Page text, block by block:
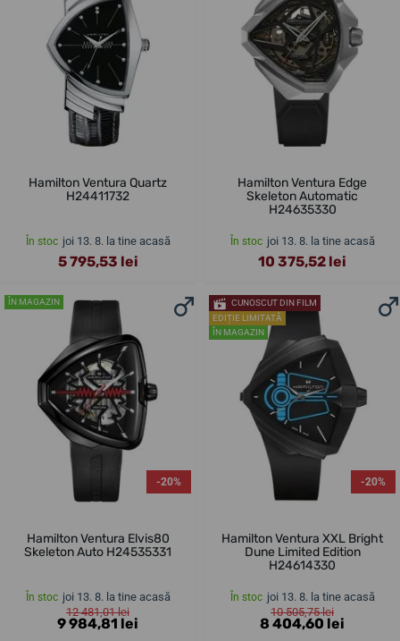
Hamilton Ventura Quartz
H24411732
În stoc joi 13. 8. la tine acasă
5 795,53 lei
Hamilton Ventura Edge
Skeleton Automatic
H24635330
În stoc joi 13. 8. la tine acasă
10 375,52 lei
ÎN MAGAZIN
-20%
Hamilton Ventura Elvis80
Skeleton Auto H24535331
În stoc joi 13. 8. la tine acasă
12 481,01 lei
9 984,81 lei
CUNOSCUT DIN FILM
EDIȚIE LIMITATĂ
ÎN MAGAZIN
-20%
Hamilton Ventura XXL Bright
Dune Limited Edition
H24614330
În stoc joi 13. 8. la tine acasă
10 505,75 lei
8 404,60 lei